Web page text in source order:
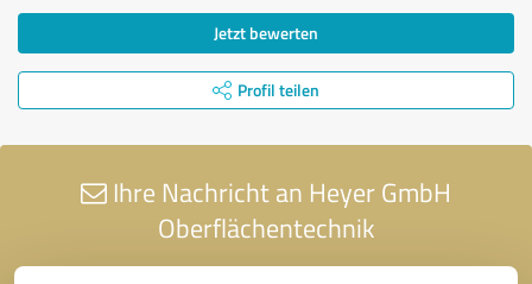
Jetzt bewerten
Profil teilen
Ihre Nachricht an Heyer GmbH
Oberflächentechnik